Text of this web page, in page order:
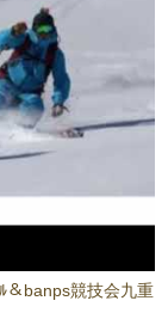
＆banps競技会九重